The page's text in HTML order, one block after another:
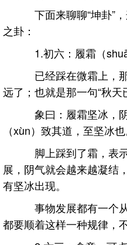
下面来聊聊“坤卦”，
之卦：
1.初六：履霜（
已经踩在微霜上，那
远了；也就是那一句“秋天
象曰：履霜坚冰，
（xùn）致其道，至坚冰也
脚上踩到了霜，表示
展，阴气就会越来越凝结
有坚冰出现。
事物发展都有一个从
都要顺着这样一种规律，